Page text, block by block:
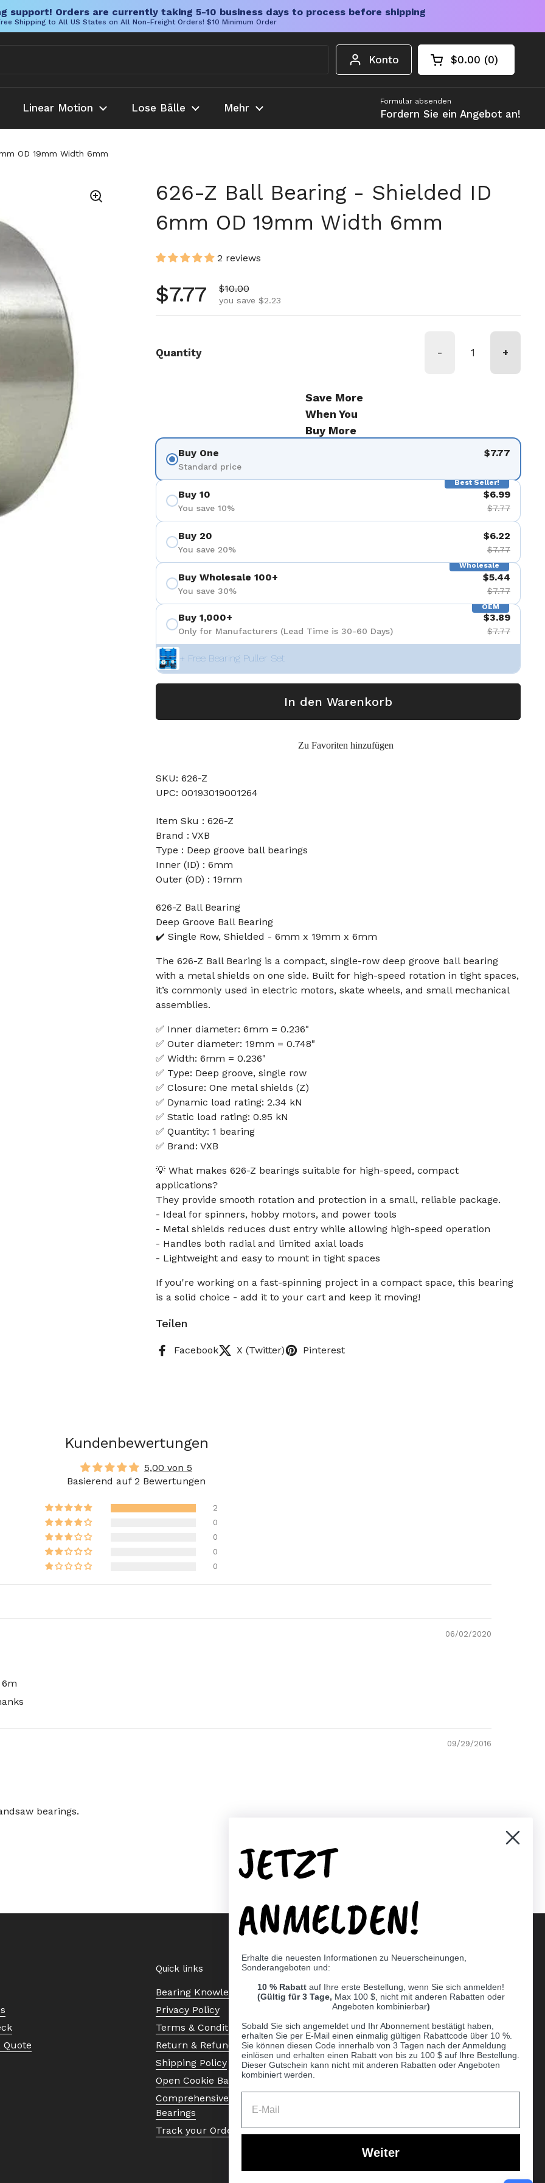
support! Orders are currently taking 5-10 business days to process before shipping
Shipping to All US States on All Non-Freight Orders! $10 Minimum Order
Konto Warenkorb öffnen
Gesamtbetrag im
$0.00 0
Artikel in Ihrem
Linear Motion Lose Bälle Mehr
Formular absenden
Fordern Sie ein Angebot an!
OD 19mm Width 6mm
626-Z Ball Bearing - Shielded ID
6mm OD 19mm Width 6mm
2 reviews
Regular price
$7.77 Sale price
$10.00
you save $2.23
Quantity - +
Save More
When You
Buy More
Buy One
Standard price
$7.77
Best Seller!
Buy 10
You save 10%
$6.99
$7.77
Buy 20
You save 20%
$6.22
$7.77
Wholesale
Buy Wholesale 100+
You save 30%
$5.44
$7.77
OEM
Buy 1,000+
Only for Manufacturers (Lead Time is 30-60 Days)
$3.89
$7.77
+ Free Bearing Puller Set
In den Warenkorb
Zu Favoriten hinzufügen
SKU: 626-Z
UPC: 00193019001264
Item Sku : 626-Z
Brand : VXB
Type : Deep groove ball bearings
Inner (ID) : 6mm
Outer (OD) : 19mm
626-Z Ball Bearing
Deep Groove Ball Bearing
✔️ Single Row, Shielded - 6mm x 19mm x 6mm
The 626-Z Ball Bearing is a compact, single-row deep groove ball bearing
with a metal shields on one side. Built for high-speed rotation in tight spaces,
it’s commonly used in electric motors, skate wheels, and small mechanical
assemblies.
✅ Inner diameter: 6mm = 0.236"
✅ Outer diameter: 19mm = 0.748"
✅ Width: 6mm = 0.236"
✅ Type: Deep groove, single row
✅ Closure: One metal shields (Z)
✅ Dynamic load rating: 2.34 kN
✅ Static load rating: 0.95 kN
✅ Quantity: 1 bearing
✅ Brand: VXB
💡 What makes 626-Z bearings suitable for high-speed, compact
applications?
They provide smooth rotation and protection in a small, reliable package.
- Ideal for spinners, hobby motors, and power tools
- Metal shields reduces dust entry while allowing high-speed operation
- Handles both radial and limited axial loads
- Lightweight and easy to mount in tight spaces
If you're working on a fast-spinning project in a compact space, this bearing
is a solid choice - add it to your cart and keep it moving!
Teilen
Facebook X (Twitter) Pinterest
Kundenbewertungen
5,00 von 5
Basierend auf 2 Bewertungen
2
0
0
0
0
06/02/2020
09/29/2016
bearings.
Quote
Quick links
Bearing Knowledge Center
Privacy Policy
Terms & Conditions
Return & Refund Policy
Shipping Policy
Open Cookie Banner
Comprehensive Guide to Ball
Bearings
Track your Order
JETZT
ANMELDEN!
Erhalte die neuesten Informationen zu Neuerscheinungen,
Sonderangeboten und:
10 % Rabatt auf Ihre erste Bestellung, wenn Sie sich anmelden!
(Gültig für 3 Tage, Max 100 $, nicht mit anderen Rabatten oder
Angeboten kombinierbar)
Sobald Sie sich angemeldet und Ihr Abonnement bestätigt haben,
erhalten Sie per E-Mail einen einmalig gültigen Rabattcode über 10 %.
Sie können diesen Code innerhalb von 3 Tagen nach der Anmeldung
einlösen und erhalten einen Rabatt von bis zu 100 $ auf Ihre Bestellung.
Dieser Gutschein kann nicht mit anderen Rabatten oder Angeboten
kombiniert werden.
Weiter